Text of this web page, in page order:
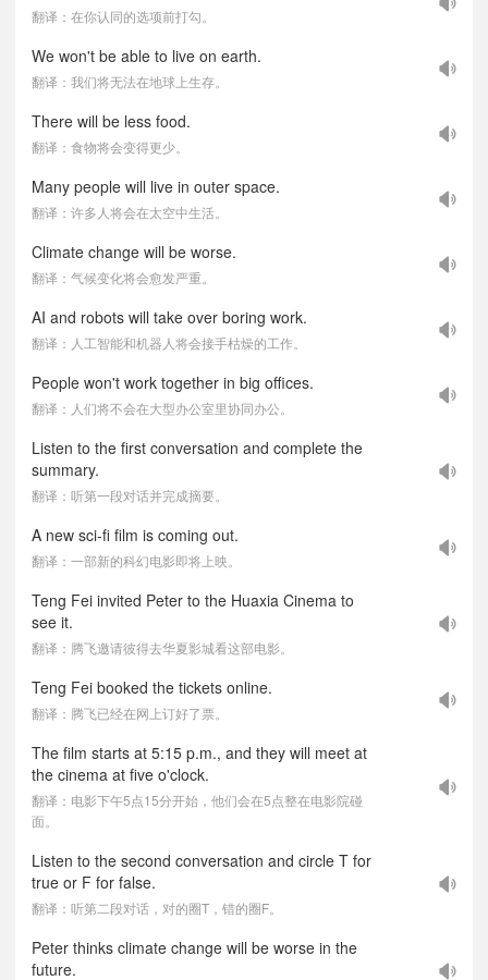
翻译：在你认同的选项前打勾。
We won't be able to live on earth.
翻译：我们将无法在地球上生存。
There will be less food.
翻译：食物将会变得更少。
Many people will live in outer space.
翻译：许多人将会在太空中生活。
Climate change will be worse.
翻译：气候变化将会愈发严重。
AI and robots will take over boring work.
翻译：人工智能和机器人将会接手枯燥的工作。
People won't work together in big offices.
翻译：人们将不会在大型办公室里协同办公。
Listen to the first conversation and complete the
summary.
翻译：听第一段对话并完成摘要。
A new sci-fi film is coming out.
翻译：一部新的科幻电影即将上映。
Teng Fei invited Peter to the Huaxia Cinema to
see it.
翻译：腾飞邀请彼得去华夏影城看这部电影。
Teng Fei booked the tickets online.
翻译：腾飞已经在网上订好了票。
The film starts at 5:15 p.m., and they will meet at
the cinema at five o'clock.
翻译：电影下午5点15分开始，他们会在5点整在电影院碰
面。
Listen to the second conversation and circle T for
true or F for false.
翻译：听第二段对话，对的圈T，错的圈F。
Peter thinks climate change will be worse in the
future.